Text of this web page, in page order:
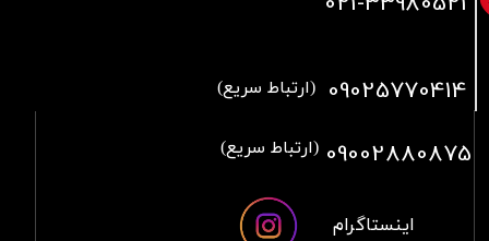
09025770414 (ارتباط سریع)
09002880875 (ارتباط سریع)
اینستاگرام